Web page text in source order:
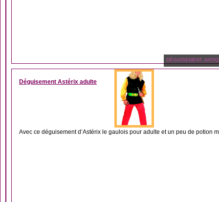
DÉGUISEMENT
Déguisement Astérix adulte
Avec ce déguisement d’Astérix le gaulois pour adulte et un peu de potion